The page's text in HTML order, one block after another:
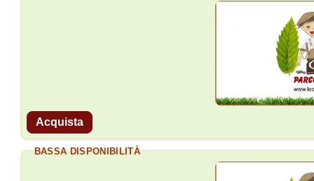
Acquista
BASSA DISPONIBILITÀ